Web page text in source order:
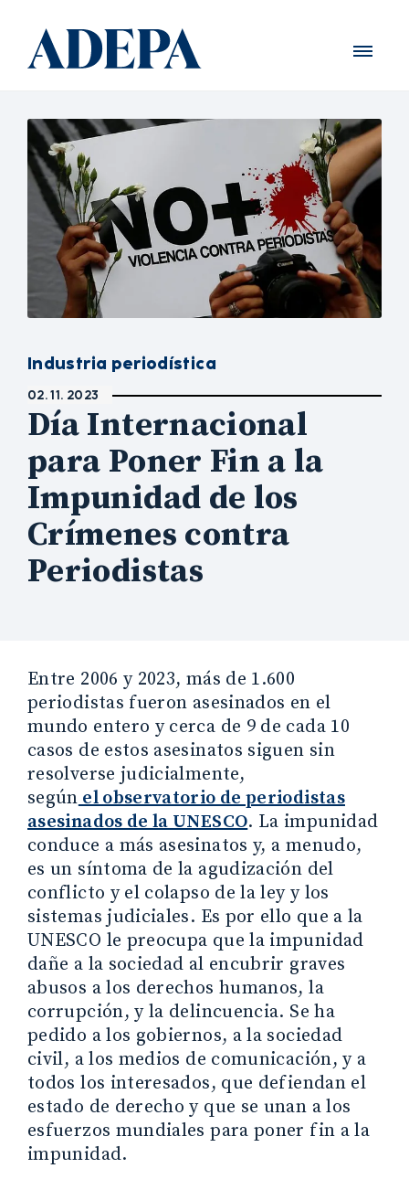
Industria periodística
02. 11. 2023
Día Internacional
para Poner Fin a la
Impunidad de los
Crímenes contra
Periodistas
Entre 2006 y 2023, más de 1.600
periodistas fueron asesinados en el
mundo entero y cerca de 9 de cada 10
casos de estos asesinatos siguen sin
resolverse judicialmente,
según el observatorio de periodistas
asesinados de la UNESCO. La impunidad
conduce a más asesinatos y, a menudo,
es un síntoma de la agudización del
conflicto y el colapso de la ley y los
sistemas judiciales. Es por ello que a la
UNESCO le preocupa que la impunidad
dañe a la sociedad al encubrir graves
abusos a los derechos humanos, la
corrupción, y la delincuencia. Se ha
pedido a los gobiernos, a la sociedad
civil, a los medios de comunicación, y a
todos los interesados, que defiendan el
estado de derecho y que se unan a los
esfuerzos mundiales para poner fin a la
impunidad.